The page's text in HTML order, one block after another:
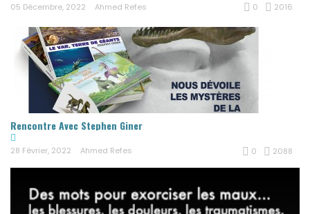
05 Décembre, 2022 Ahmed Refes 2016
0
Rencontre Avec Stephen Giner
28 Février, 2022 Ahmed Refes 2088
0